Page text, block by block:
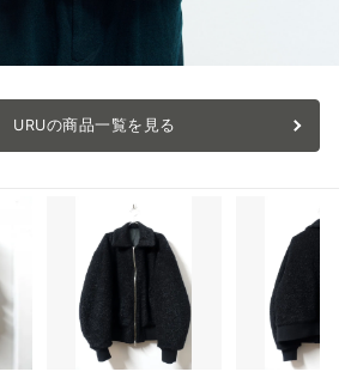
URUの商品一覧を見る